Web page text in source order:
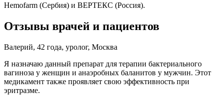
Hemofarm (Сербия) и ВЕРТЕКС (Россия).
Отзывы врачей и пациентов
Валерий, 42 года, уролог, Москва
Я назначаю данный препарат для терапии бактериального
вагиноза у женщин и анаэробных баланитов у мужчин. Этот
медикамент также проявляет свою эффективность при
эритразме.